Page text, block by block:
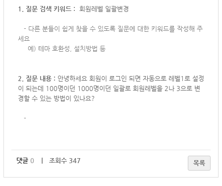
1. 질문 검색 키워드 : 회원레벨 일괄변경
- 다른 분들이 쉽게 찾을 수 있도록 질문에 대한 키워드를 작성해 주
세요
예) 테마 호환성, 설치방법 등
2. 질문 내용 : 안녕하세요 회원이 로그인 되면 자동으로 레벨1로 설정
이 되는데 100명이던 1000명이던 일괄로 회원레벨을 2나 3으로 변
경할 수 있는 방법이 있나요?
-
댓글 0 ｜ 조회수 347 목록